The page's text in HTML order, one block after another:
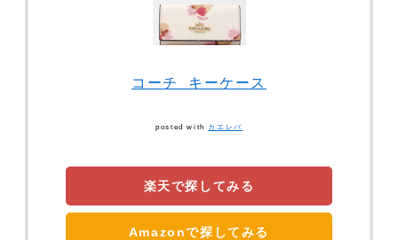
コーチ キーケース
posted with カエレバ
楽天で探してみる
Amazonで探してみる